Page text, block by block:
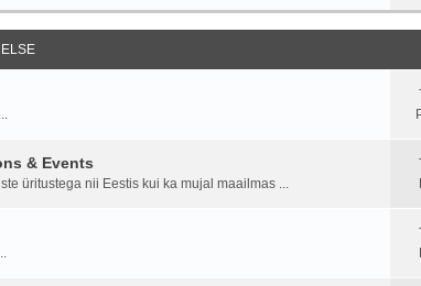
& Events
üritustega nii Eestis kui ka mujal maailmas ...